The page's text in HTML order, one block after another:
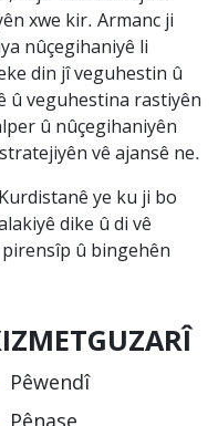
xwe kir. Armanc ji
nûçegihaniyê li
din jî veguhestin û
û veguhestina rastiyên
û nûçegihaniyên
vê ajansê ne.
ye ku ji bo
dike û di vê
û bingehên
Pêwendî